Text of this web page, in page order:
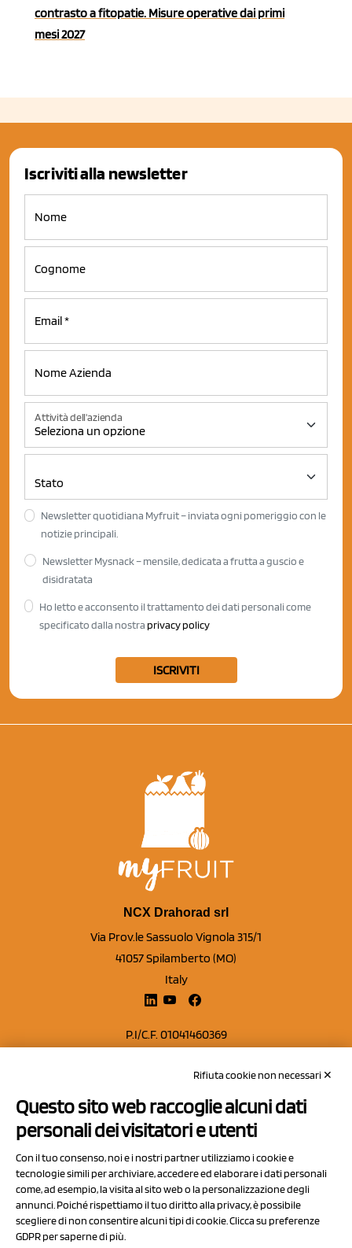
contrasto a fitopatie. Misure operative dai primi
mesi 2027
Iscriviti alla newsletter
Attività dell'azienda
Newsletter quotidiana Myfruit – inviata ogni pomeriggio con le
notizie principali.
Newsletter Mysnack – mensile, dedicata a frutta a guscio e
disidratata
Ho letto e acconsento il trattamento dei dati personali come
specificato dalla nostra privacy policy
ISCRIVITI
NCX Drahorad srl
Via Prov.le Sassuolo Vignola 315/1
41057 Spilamberto (MO)
Italy
P.I/C.F. 01041460369
Capitale sociale Euro 50.000,00 i.v.
Contatti
Privacy Policy
Cookie Policy
Chi Siamo
Rifiuta cookie non necessari ✕
Questo sito web raccoglie alcuni dati
personali dei visitatori e utenti
Con il tuo consenso, noi e i nostri partner utilizziamo i cookie e
tecnologie simili per archiviare, accedere ed elaborare i dati personali
come, ad esempio, la visita al sito web o la personalizzazione degli
annunci. Poiché rispettiamo il tuo diritto alla privacy, è possibile
scegliere di non consentire alcuni tipi di cookie. Clicca su preferenze
GDPR per saperne di più.